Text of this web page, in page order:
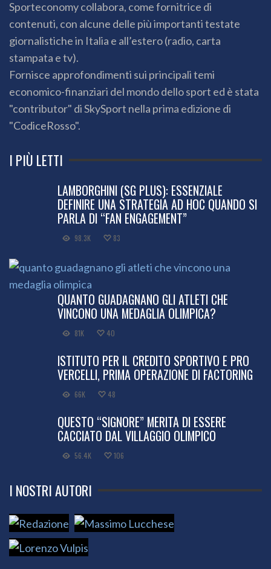
Sporteconomy collabora, come fornitrice di
contenuti, con alcune delle più importanti testate
giornalistiche in Italia e all’estero (radio, carta
stampata e tv).
Fornisce approfondimenti sui principali temi
economico-finanziari del mondo dello sport ed è stata
"contributor" di SkySport nella prima edizione di
"CodiceRosso".
I PIÙ LETTI
LAMBORGHINI (SG PLUS): ESSENZIALE
DEFINIRE UNA STRATEGIA AD HOC QUANDO SI
PARLA DI “FAN ENGAGEMENT”
98.3K 83
QUANTO GUADAGNANO GLI ATLETI CHE
VINCONO UNA MEDAGLIA OLIMPICA?
81K 40
ISTITUTO PER IL CREDITO SPORTIVO E PRO
VERCELLI, PRIMA OPERAZIONE DI FACTORING
66K 48
QUESTO “SIGNORE” MERITA DI ESSERE
CACCIATO DAL VILLAGGIO OLIMPICO
56.4K 106
I NOSTRI AUTORI